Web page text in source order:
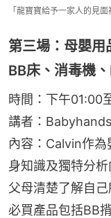
「龍寶寶給予一家人的見面
第三場：母嬰用
BB床、消毒機
時間：下午01:00
講者：
內容：Calvin作
身知識及獨特分
父母清楚了解自
必買產品包括BB